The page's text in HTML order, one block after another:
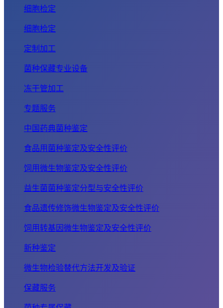
细胞检定
细胞检定
定制加工
菌种保藏专业设备
冻干管加工
专题服务
中国药典菌种鉴定
食品用菌种鉴定及安全性评价
饲用微生物鉴定及安全性评价
益生菌菌种鉴定分型与安全性评价
食品遗传修饰微生物鉴定及安全性评价
饲用转基因微生物鉴定及安全性评价
新种鉴定
微生物检验替代方法开发及验证
保藏服务